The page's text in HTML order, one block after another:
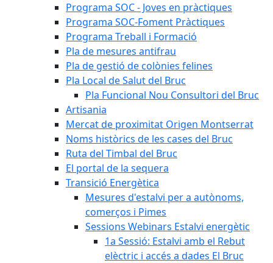
Programa SOC - Joves en pràctiques
Programa SOC-Foment Pràctiques
Programa Treball i Formació
Pla de mesures antifrau
Pla de gestió de colònies felines
Pla Local de Salut del Bruc
Pla Funcional Nou Consultori del Bruc
Artisania
Mercat de proximitat Origen Montserrat
Noms històrics de les cases del Bruc
Ruta del Timbal del Bruc
El portal de la sequera
Transició Energètica
Mesures d'estalvi per a autònoms,
comerços i Pimes
Sessions Webinars Estalvi energètic
1a Sessió: Estalvi amb el Rebut
elèctric i accés a dades El Bruc